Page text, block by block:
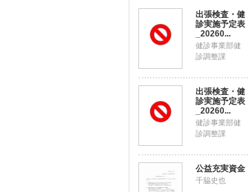
出張検査・健
診実施予定表
_20260...
健診事業部健
診調整課
出張検査・健
診実施予定表
_20260...
健診事業部健
診調整課
公益充実資金
千脇史也